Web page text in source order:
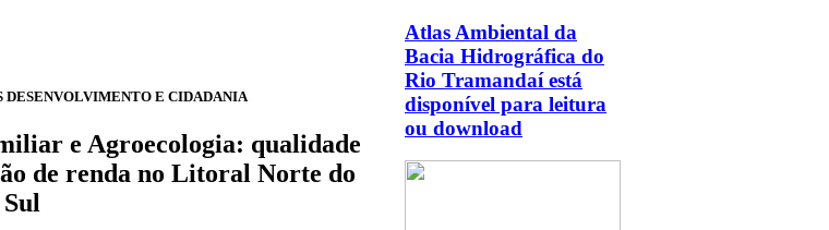
DESENVOLVIMENTO E CIDADANIA
e Agroecologia: qualidade
de renda no Litoral Norte do
Atlas Ambiental da
Bacia Hidrográfica do
Rio Tramandaí está
disponível para leitura
ou download